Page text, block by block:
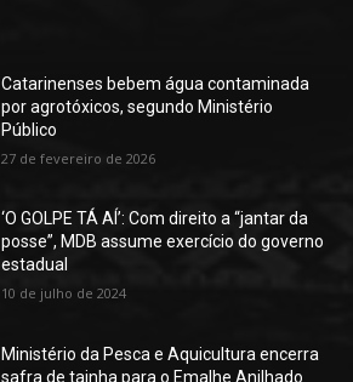
Catarinenses bebem água contaminada
por agrotóxicos, segundo Ministério
Público
27 de fevereiro de 2026
‘O GOLPE TÁ AÍ’: Com direito a “jantar da
posse”, MDB assume exercício do governo
estadual
10 de julho de 2024
Ministério da Pesca e Aquicultura encerra
safra de tainha para o Emalhe Anilhado